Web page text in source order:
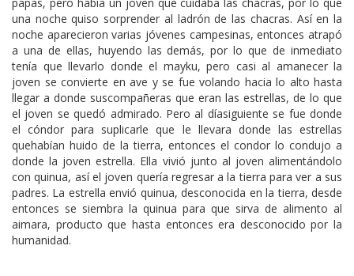
una noche quiso sorprender al ladrón de las chacras. Así en la
noche aparecieron varias jóvenes campesinas, entonces atrapó
a una de ellas, huyendo las demás, por lo que de inmediato
tenía que llevarlo donde el mayku, pero casi al amanecer la
joven se convierte en ave y se fue volando hacia lo alto hasta
llegar a donde suscompañeras que eran las estrellas, de lo que
el joven se quedó admirado. Pero al díasiguiente se fue donde
el cóndor para suplicarle que le llevara donde las estrellas
quehabían huido de la tierra, entonces el condor lo condujo a
donde la joven estrella. Ella vivió junto al joven alimentándolo
con quinua, así el joven quería regresar a la tierra para ver a sus
padres. La estrella envió quinua, desconocida en la tierra, desde
entonces se siembra la quinua para que sirva de alimento al
aimara, producto que hasta entonces era desconocido por la
humanidad.